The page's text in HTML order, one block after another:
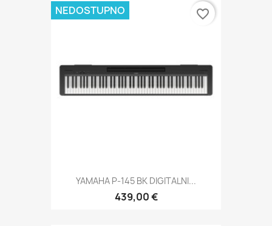
YAMAHA P-145 BK DIGITALNI...
439,00 €
NEDOSTUPNO favorite_border